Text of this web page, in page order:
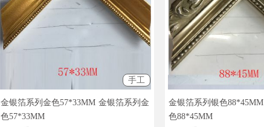
手工
金银箔系列金色57*33MM 金银箔系列金
色57*33MM
金银箔系列银色88*45MM
色88*45MM